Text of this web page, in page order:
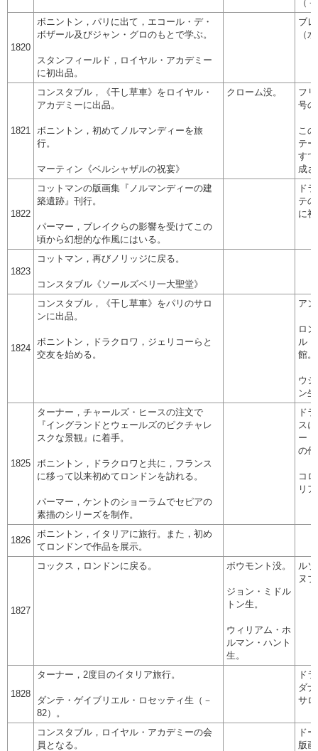
（
1820
ボニントン，パリに出て，エコール・デ・
ボザール及びジャン・グロのもとで学ぶ。
スタンフィールド，ロイヤル・アカデミー
に初出品。
ブ
（
1821
コンスタブル，《干し草車》をロイヤル・
アカデミーに出品。
ボニントン，初めてノルマンディーを旅
行。
マーティン《ベルシャザルの祝宴》
クローム没。
フ
号
こ
テ
す
成
1822
コットマンの版画集『ノルマンディーの建
築遺跡』刊行。
パーマー，ブレイクらの影響を受けてこの
頃から幻想的な作風にはいる。
ド
テ
に
1823
コットマン，再びノリッジに戻る。
コンスタブル《ソールズベリ一大聖堂》
1824
コンスタブル，《干し草車》をパリのサロ
ンに出品。
ボニントン，ドラクロワ，ジェリコーらと
交友を始める。
ア
ロ
ル
館。
ウ
ン
1825
ターナー，チャールズ・ヒースの注文で
『イングランドとウェールズのピクチャレ
スクな景観』に着手。
ボニントン，ドラクロワと共に，フランス
に移って以来初めてロンドンを訪れる。
パーマー，ケントのショーラムでセピアの
素描のシリーズを制作。
ド
ス
ー
の
コ
リ
1826
ボニントン，イタリアに旅行。また，初め
てロンドンで作品を展示。
1827
コックス，ロンドンに戻る。 ボウモント没。
ジョン・ミドル
トン生。
ウィリアム・ホ
ルマン・ハント
生。
ル
ヌ
1828
ターナー，2度目のイタリア旅行。
ダンテ・ゲイブリエル・ロセッティ生（－
82）。
ド
ダ
サ
コンスタブル，ロイヤル・アカデミーの会
員となる。
ド
版